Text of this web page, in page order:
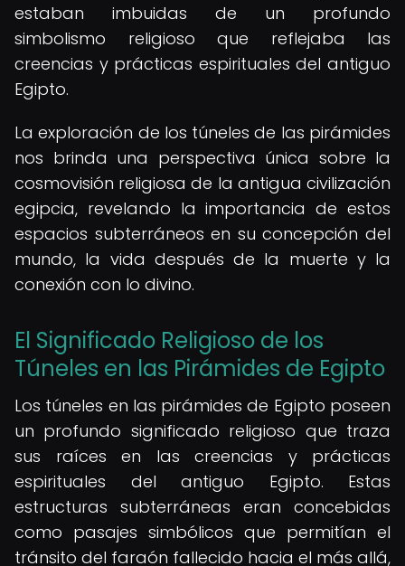
estaban imbuidas de un profundo
simbolismo religioso que reflejaba las
creencias y prácticas espirituales del antiguo
Egipto.
La exploración de los túneles de las pirámides
nos brinda una perspectiva única sobre la
cosmovisión religiosa de la antigua civilización
egipcia, revelando la importancia de estos
espacios subterráneos en su concepción del
mundo, la vida después de la muerte y la
conexión con lo divino.
El Significado Religioso de los
Túneles en las Pirámides de Egipto
Los túneles en las pirámides de Egipto poseen
un profundo significado religioso que traza
sus raíces en las creencias y prácticas
espirituales del antiguo Egipto. Estas
estructuras subterráneas eran concebidas
como pasajes simbólicos que permitían el
tránsito del faraón fallecido hacia el más allá,